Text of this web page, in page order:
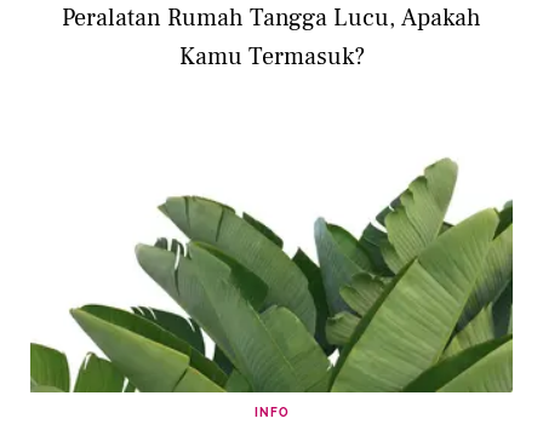
Peralatan Rumah Tangga Lucu, Apakah
Kamu Termasuk?
INFO